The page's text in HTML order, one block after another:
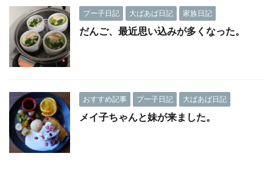
プー子日記 大ばあば日記 家族日記
だんご、最近思い込みが多くなった。
おすすめ記事 プー子日記 大ばあば日記
メイ子ちゃんと妹が来ました。